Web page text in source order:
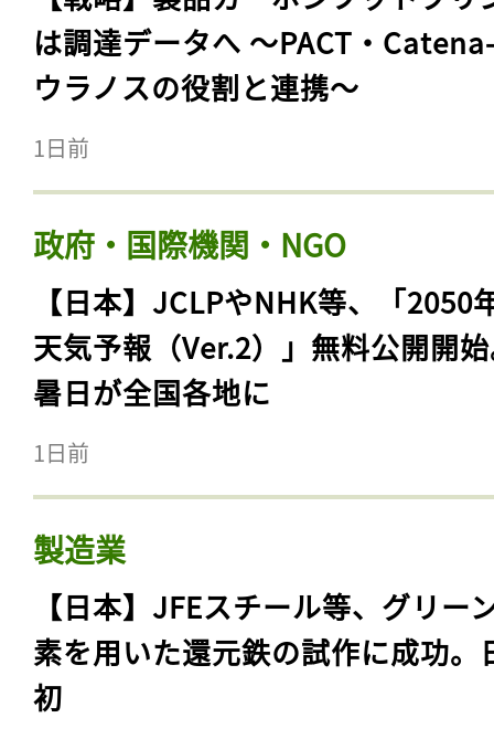
は調達データへ 〜PACT・
ウラノスの役割と連携〜
1日前
政府・国際機関・NGO
【日本】JCLPやNHK等、「2050
天気予報（Ver.2）」無料公開開
暑日が全国各地に
1日前
製造業
【日本】JFEスチール等、グリー
素を用いた還元鉄の試作に成功。
初